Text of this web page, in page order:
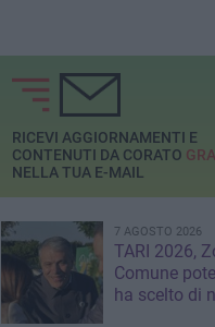
RICEVI AGGIORNAMENTI E
CONTENUTI DA CORATO
NELLA TUA E-MAIL
7 AGOSTO 2026
TARI 2026,
Comune
ha scelto di